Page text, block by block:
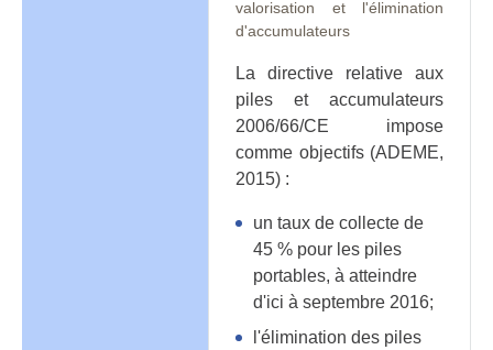
valorisation et l'élimination
d'accumulateurs
La directive relative aux
piles et accumulateurs
2006/66/CE impose
comme objectifs (ADEME,
2015) :
un taux de collecte de
45 % pour les piles
portables, à atteindre
d'ici à septembre 2016;
l'élimination des piles